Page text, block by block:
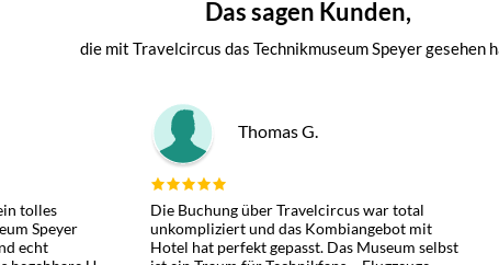
Das sagen Kunden,
die mit Travelcircus das Technikmuseum Speyer gesehen
tolles
Speyer
echt
Thomas G.
Die Buchung über Travelcircus war total
unkompliziert und das Kombiangebot mit
Hotel hat perfekt gepasst. Das Museum selbst